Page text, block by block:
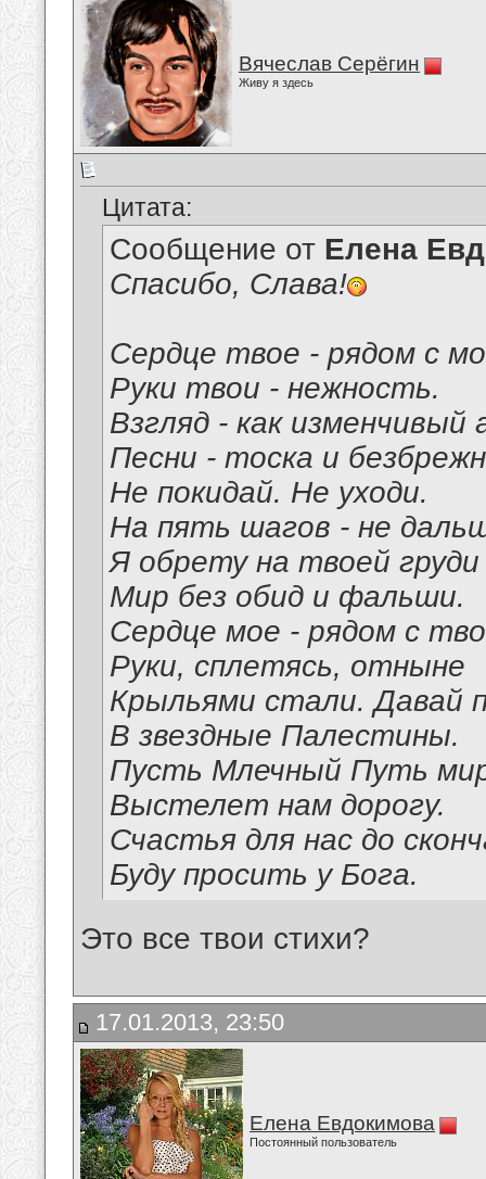
Вячеслав Серёгин
Живу я здесь
Цитата:
Сообщение от Елена
Спасибо, Слава!
Сердце твое - рядом с
Руки твои - нежность.
Взгляд - как изменчивый
Песни - тоска и
Не покидай. Не уходи.
На пять шагов - не
Я обрету на твоей груди
Мир без обид и фальши.
Сердце мое - рядом с
Руки, сплетясь, отныне
Крыльями стали. Давай
В звездные Палестины.
Пусть Млечный Путь
Выстелет нам дорогу.
Счастья для нас до
Буду просить у Бога.
Это все твои стихи?
17.01.2013, 23:50
Елена Евдокимова
Постоянный пользователь